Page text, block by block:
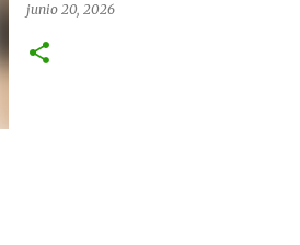
junio 20, 2026